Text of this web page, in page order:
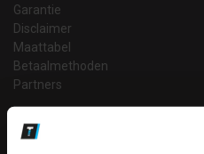
Garantie
Disclaimer
Maattabel
Betaalmethoden
Partners
Gratis verzending in Nederland